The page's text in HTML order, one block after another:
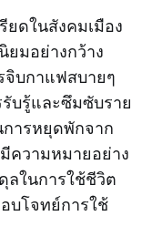
ยดในสังคมเมือง
ยมอย่างกว้าง
บกาแฟสบายๆ
บรู้และซึมซับราย
ารหยุดพักจาก
ความหมายอย่าง
ลในการใช้ชีวิต
บโจทย์การใช้